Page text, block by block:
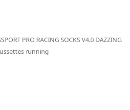
PRO RACING SOCKS V4.0 DAZZING
running